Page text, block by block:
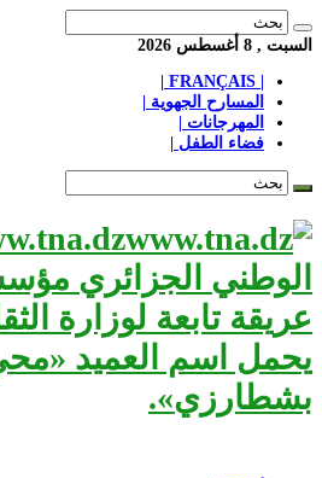
السبت , 8 أغسطس 2026
المسارح الجهوية |
المهرجانات |
فضاء الطفل |
الوطني الجزائري
عريقة تابعة لوزارة
يحمل اسم العميد
بشطارزي».